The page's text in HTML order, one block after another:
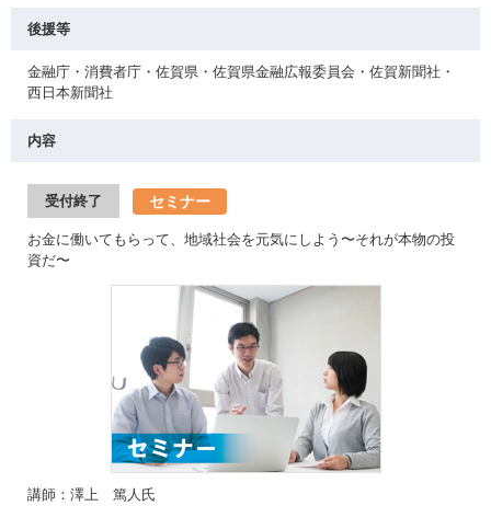
後援等
金融庁・消費者庁・佐賀県・佐賀県金融広報委員会・佐賀新聞社・
西日本新聞社
内容
受付終了 セミナー
お金に働いてもらって、地域社会を元気にしよう〜それが本物の投
資だ〜
講師：澤上 篤人氏